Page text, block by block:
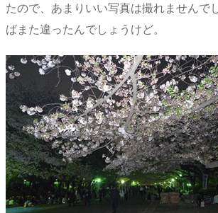
たので、あまりいい写真は撮れませんで
ばまた違ったんでしょうけど。